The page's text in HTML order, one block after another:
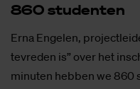
860 stu­den­ten
Erna Engelen,
tevreden is” over het
minuten hebben we 860